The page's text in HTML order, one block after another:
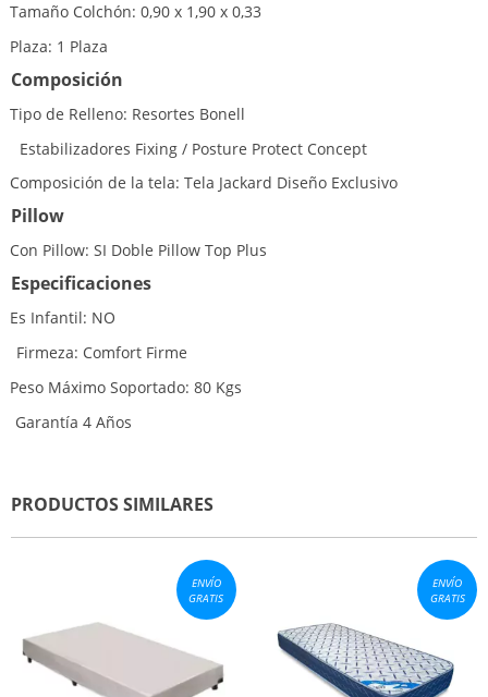
Tamaño Colchón: 0,90 x 1,90 x 0,33
Plaza: 1 Plaza
Composición
Tipo de Relleno: Resortes Bonell
Fixing / Posture Protect Concept
Composición de la tela: Tela Jackard Diseño Exclusivo
Pillow
Con Pillow: SI Doble Pillow Top Plus
Especificaciones
Es Infantil: NO
Firmeza: Comfort Firme
Peso Máximo Soportado: 80 Kgs
4 Años
PRODUCTOS SIMILARES
ENVÍO
GRATIS
ENVÍO
GRATIS